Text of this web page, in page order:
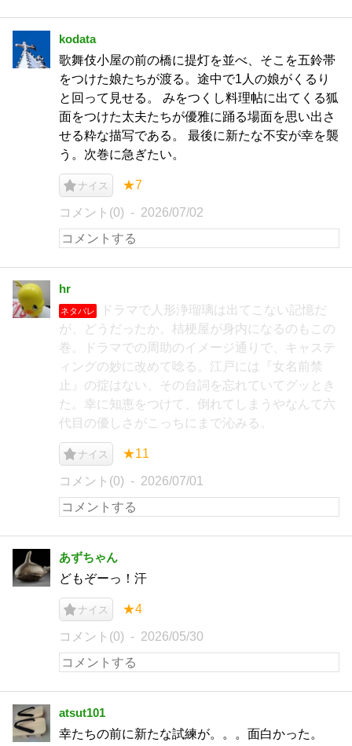
kodata
歌舞伎小屋の前の橋に提灯を並べ、そこを五鈴帯
をつけた娘たちが渡る。途中で1人の娘がくるり
と回って見せる。 みをつくし料理帖に出てくる狐
面をつけた太夫たちが優雅に踊る場面を思い出さ
せる粋な描写である。 最後に新たな不安が幸を襲
う。次巻に急ぎたい。
ナイス ★7
コメント(0) 2026/07/02
hr
ネタバレ
ドラマで人形浄瑠璃は出てこない記憶だ
が、どうだったか。桔梗屋が身内になるのもこの
巻。ドラマでの周助のイメージ通りで、キャステ
ィングの妙に改めて唸る。江戸には『女名前禁
止』の掟はない、その台詞を忘れていてグッとき
た。幸に知恵をつけて、倒れてしまうやなんて六
代目の優しさがこっちにまで沁みる。
ナイス ★11
コメント(0) 2026/07/01
あずちゃん
どもぞーっ！汗
ナイス ★4
コメント(0) 2026/05/30
atsut101
幸たちの前に新たな試練が。。。面白かった。